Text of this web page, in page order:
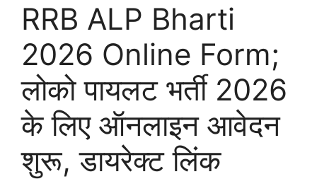
RRB ALP Bharti
2026 Online Form;
लोको पायलट भर्ती 2026
के लिए ऑनलाइन आवेदन
शुरू, डायरेक्ट लिंक